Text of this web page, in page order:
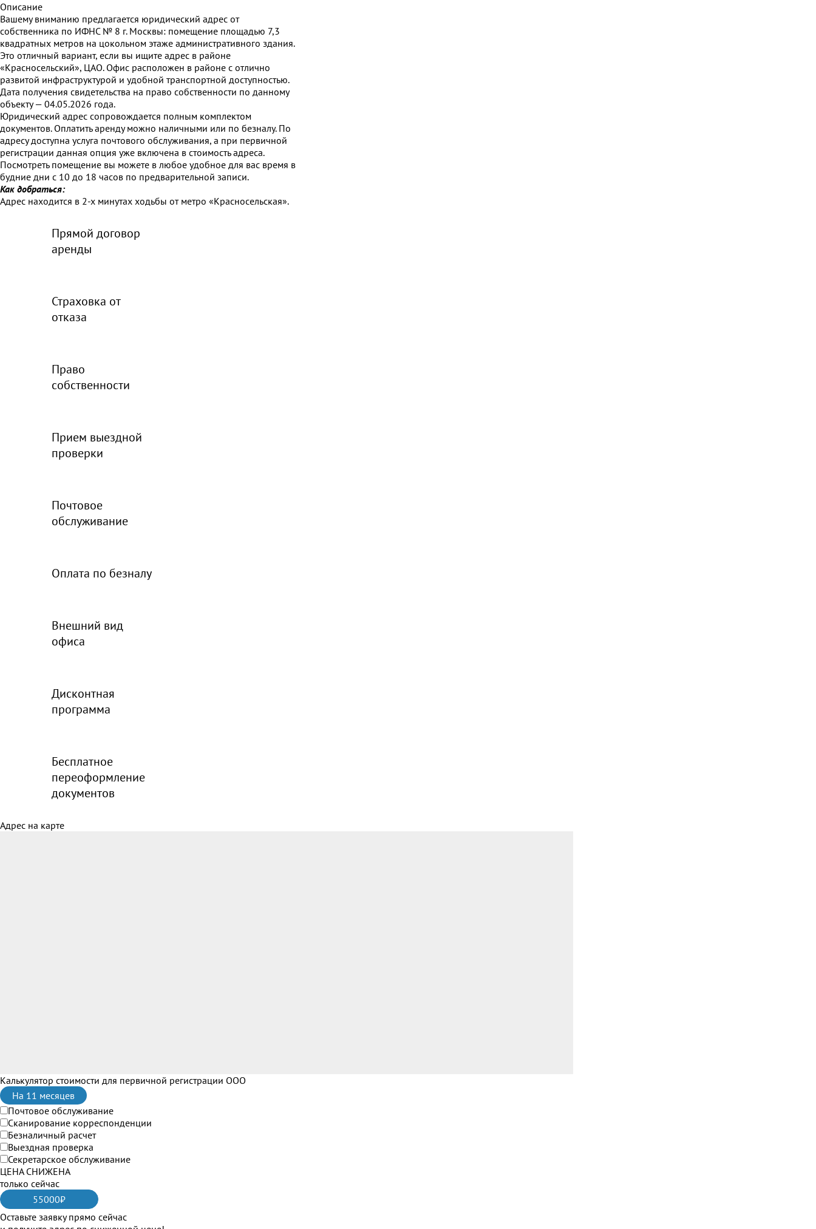
Описание
Вашему вниманию предлагается юридический адрес от
собственника по ИФНС № 8 г. Москвы: помещение площадью 7,3
квадратных метров на цокольном этаже административного здания.
Это отличный вариант, если вы ищите адрес в районе
«Красносельский», ЦАО. Офис расположен в районе с отлично
развитой инфраструктурой и удобной транспортной доступностью.
Дата получения свидетельства на право собственности по данному
объекту — 04.05.2026 года.
Юридический адрес сопровождается полным комплектом
документов. Оплатить аренду можно наличными или по безналу. По
адресу доступна услуга почтового обслуживания, а при первичной
регистрации данная опция уже включена в стоимость адреса.
Посмотреть помещение вы можете в любое удобное для вас время в
будние дни с 10 до 18 часов по предварительной записи.
Как добраться:
Адрес находится в 2-х минутах ходьбы от метро «Красносельская».
Прямой договор
аренды
Страховка от
отказа
Право
собственности
Прием выездной
проверки
Почтовое
обслуживание
Оплата по безналу
Внешний вид
офиса
Дисконтная
программа
Бесплатное
переоформление
документов
Адрес на карте
Калькулятор стоимости для первичной регистрации ООО
На 11 месяцев
Почтовое обслуживание
Сканирование корреспонденции
Безналичный расчет
Выездная проверка
Секретарское обслуживание
ЦЕНА СНИЖЕНА
только сейчас
55000₽
Оставьте заявку прямо сейчас